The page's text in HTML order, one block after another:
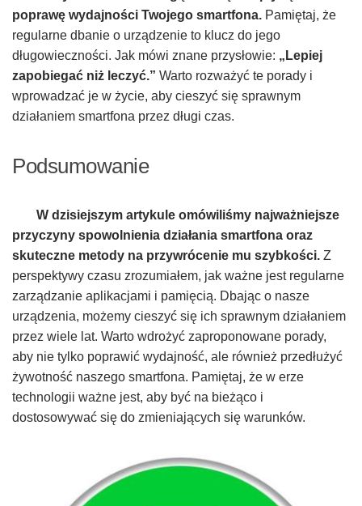
poprawę wydajności Twojego smartfona. Pamiętaj, że
regularne dbanie o urządzenie to klucz do jego
długowieczności. Jak mówi znane przysłowie: „Lepiej
zapobiegać niż leczyć.” Warto rozważyć te porady i
wprowadzać je w życie, aby cieszyć się sprawnym
działaniem smartfona przez długi czas.
Podsumowanie
W dzisiejszym artykule omówiliśmy najważniejsze
przyczyny spowolnienia działania smartfona oraz
skuteczne metody na przywrócenie mu szybkości. Z
perspektywy czasu zrozumiałem, jak ważne jest regularne
zarządzanie aplikacjami i pamięcią. Dbając o nasze
urządzenia, możemy cieszyć się ich sprawnym działaniem
przez wiele lat. Warto wdrożyć zaproponowane porady,
aby nie tylko poprawić wydajność, ale również przedłużyć
żywotność naszego smartfona. Pamiętaj, że w erze
technologii ważne jest, aby być na bieżąco i
dostosowywać się do zmieniających się warunków.